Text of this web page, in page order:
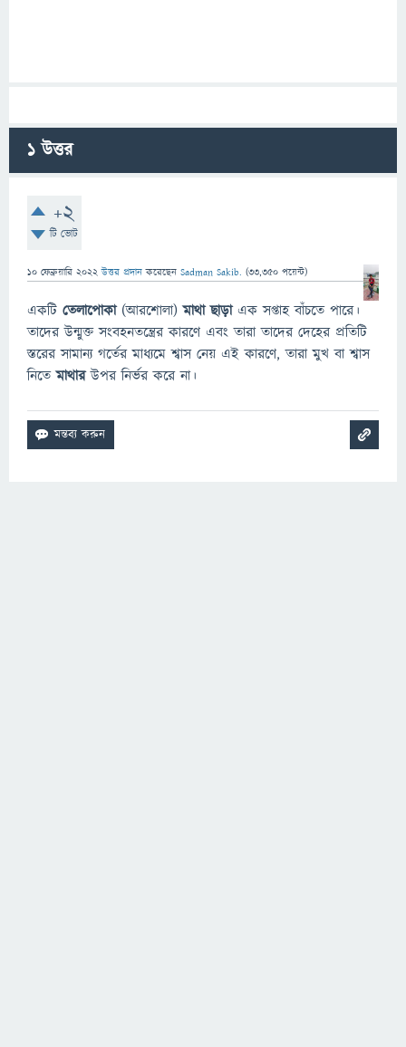
1উত্তর
+2
টি ভোট
10 ফেব্রুয়ারি 2022 উত্তর প্রদান করেছেন Sadman Sakib. (33,350 পয়েন্ট)
একটি তেলাপোকা(আরশোলা)মাথা ছাড়াএক সপ্তাহ বাঁচতে পারে।
তাদের উন্মুক্ত সংবহনতন্ত্রের কারণে এবং তারা তাদের দেহের প্রতিটি
স্তরের সামান্য গর্তের মাধ্যমে শ্বাস নেয় এই কারণে, তারা মুখ বা শ্বাস
নিতেমাথারউপর নির্ভর করে না।